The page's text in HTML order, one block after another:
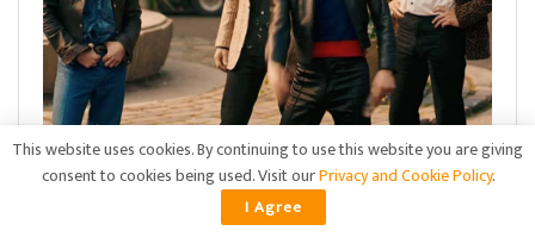
This website uses cookies. By continuing to use this website you are giving
consent to cookies being used. Visit ourPrivacy and Cookie Policy.
I Agree
ADVERTISEMENT